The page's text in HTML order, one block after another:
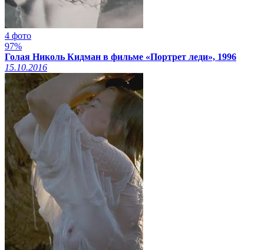
4 фото
97%
Голая Николь Кидман в фильме «Портрет леди», 1996
15.10.2016